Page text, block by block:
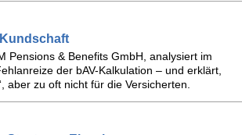
Pensions & Benefits GmbH, analysiert im
der bAV-Kalkulation – und erklärt,
aber zu oft nicht für die Versicherten.